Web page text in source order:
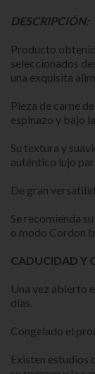
DESCRIPCIÓN:
Producto
seleccionados
una exquisita
Pieza de carne
espinazo y bajo
Su textura y
auténtico lujo
De gran
Se recomienda
o modo Cordon
CADUCIDAD Y
Una vez abierto
días.
Congelado el
Existen estudios